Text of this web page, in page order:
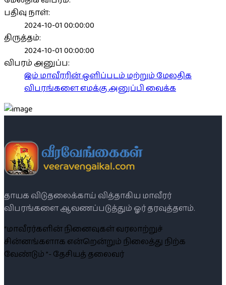
பதிவு நாள்:
2024-10-01 00:00:00
திருத்தம்:
2024-10-01 00:00:00
விபரம் அனுப்ப:
இம் மாவீரரின் ஒளிப்படம் மற்றும் மேலதிக
விபரங்களை எமக்கு அனுப்பி வைக்க
தாயக விடுதலைக்காய் வித்தாகிய மாவீரர்
விபரங்களை ஆவணப்படுத்தும் ஓர் தரவுத்தளம்.
“மாவீரர்களின் நினைவுகள் வரலாற்றுச்
சின்னங்களாக என்றென்றும் நிலைத்து நிற்க
வேண்டும் ”- தேசியத் தலைவர்